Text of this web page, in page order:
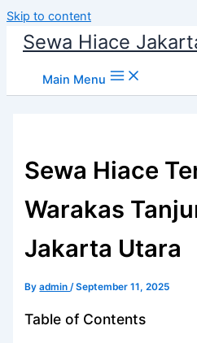
Skip to content
Sewa Hiace
Main Menu
Sewa Hiace
Warakas
Jakarta Utara
Byadmin/September 11, 2025
Table of Contents